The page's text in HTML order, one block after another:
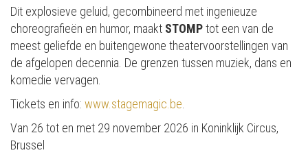
Dit explosieve geluid, gecombineerd met ingenieuze
choreografieën en humor, maakt STOMPtot een van de
meest geliefde en buitengewone theatervoorstellingen van
de afgelopen decennia​. De grenzen tussen muziek, dans en
komedie vervagen.
Tickets en info: www.stagemagic.be
Van 26 tot en met 29 november 2026 in Koninklijk Circus,
Brussel